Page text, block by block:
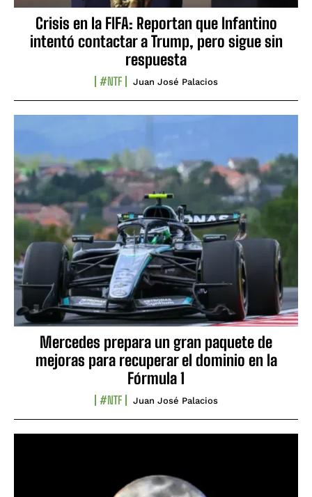
Crisis en la FIFA: Reportan que Infantino
intentó contactar a Trump, pero sigue sin
respuesta
#NTF Juan José Palacios
Mercedes prepara un gran paquete de
mejoras para recuperar el dominio en la
Fórmula 1
#NTF Juan José Palacios